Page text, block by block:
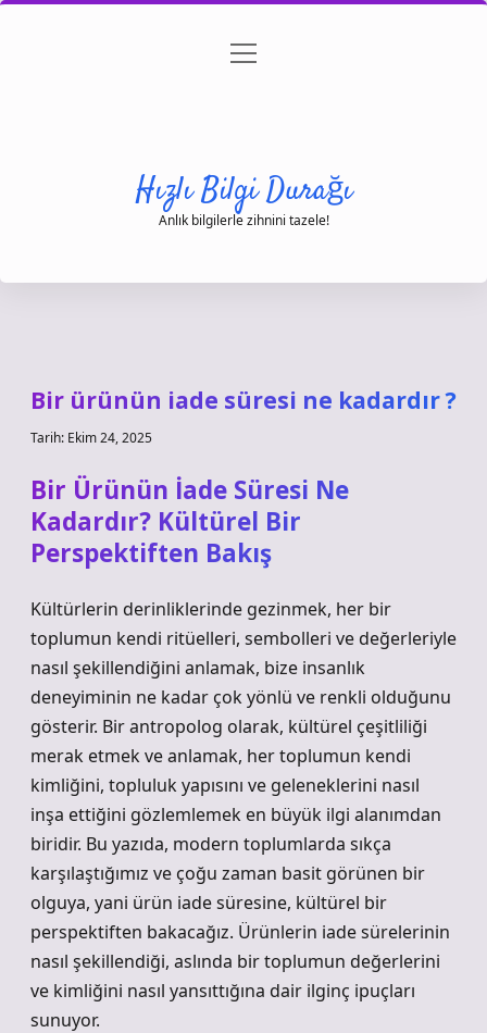
Gizlilik Politikası
menüyü
Hızlı Bilgi Durağı
Anlık bilgilerle zihnini tazele!
Bir ürünün iade süresi ne kadardır ?
Tarih: Ekim 24, 2025
Bir Ürünün İade Süresi Ne
Kadardır? Kültürel Bir
Perspektiften Bakış
Kültürlerin derinliklerinde gezinmek, her bir
toplumun kendi ritüelleri, sembolleri ve değerleriyle
nasıl şekillendiğini anlamak, bize insanlık
deneyiminin ne kadar çok yönlü ve renkli olduğunu
gösterir. Bir antropolog olarak, kültürel çeşitliliği
merak etmek ve anlamak, her toplumun kendi
kimliğini, topluluk yapısını ve geleneklerini nasıl
inşa ettiğini gözlemlemek en büyük ilgi alanımdan
biridir. Bu yazıda, modern toplumlarda sıkça
karşılaştığımız ve çoğu zaman basit görünen bir
olguya, yani ürün iade süresine, kültürel bir
perspektiften bakacağız. Ürünlerin iade sürelerinin
nasıl şekillendiği, aslında bir toplumun değerlerini
ve kimliğini nasıl yansıttığına dair ilginç ipuçları
sunuyor.